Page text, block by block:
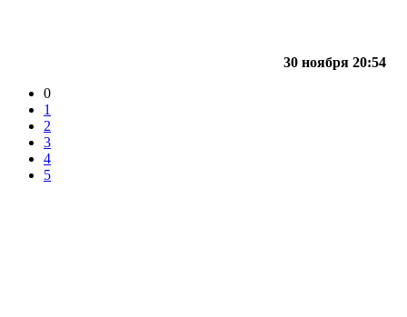
30 ноября 20:54
0
1
2
3
4
5